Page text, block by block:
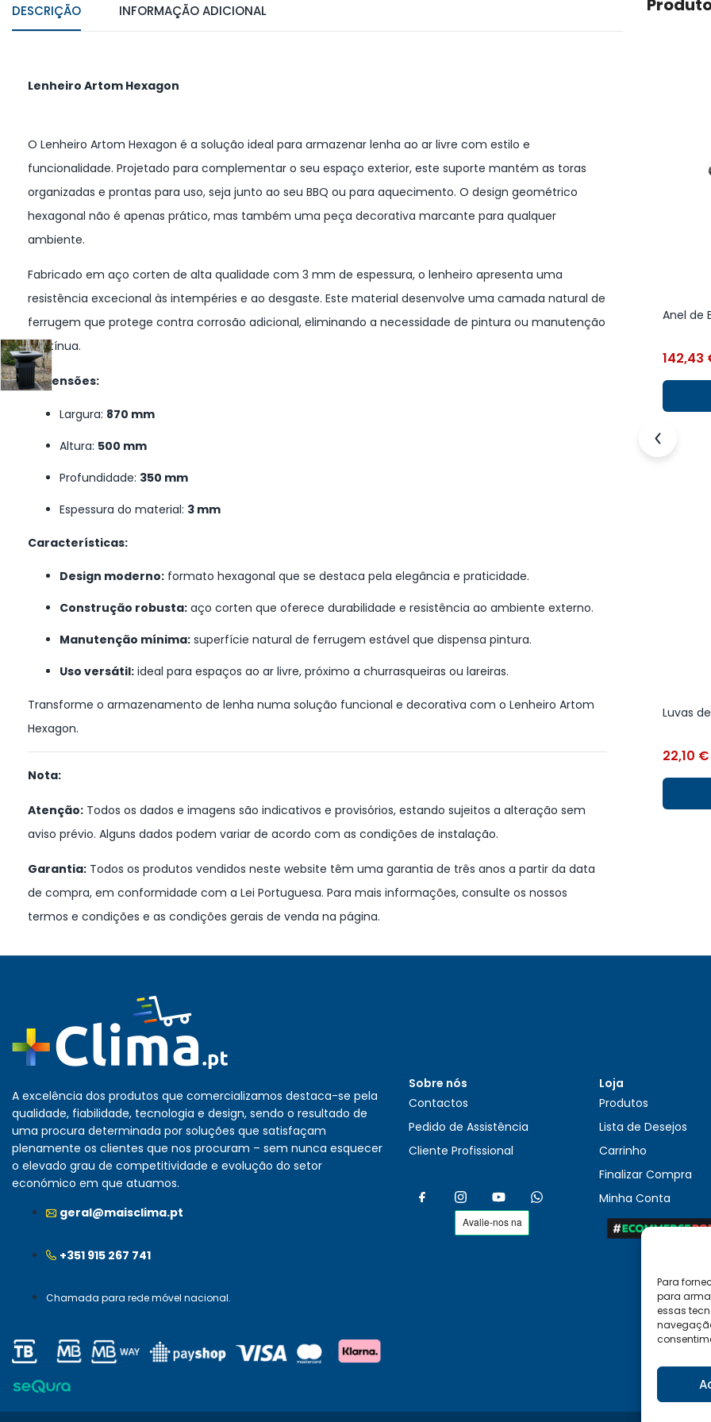
Para
para
essas
DESCRIÇÃO INFORMAÇÃO ADICIONAL
Lenheiro Artom Hexagon
O Lenheiro Artom Hexagon é a solução ideal para armazenar lenha ao ar livre com estilo e
funcionalidade. Projetado para complementar o seu espaço exterior, este suporte mantém as toras
organizadas e prontas para uso, seja junto ao seu BBQ ou para aquecimento. O design geométrico
hexagonal não é apenas prático, mas também uma peça decorativa marcante para qualquer
ambiente.
Fabricado em aço corten de alta qualidade com 3 mm de espessura, o lenheiro apresenta uma
resistência excecional às intempéries e ao desgaste. Este material desenvolve uma camada natural de
ferrugem que protege contra corrosão adicional, eliminando a necessidade de pintura ou manutenção
contínua.
Dimensões:
Largura: 870 mm
Altura: 500 mm
Profundidade: 350 mm
Espessura do material: 3 mm
Características:
Design moderno: formato hexagonal que se destaca pela elegância e praticidade.
Construção robusta: aço corten que oferece durabilidade e resistência ao ambiente externo.
Manutenção mínima: superfície natural de ferrugem estável que dispensa pintura.
Uso versátil: ideal para espaços ao ar livre, próximo a churrasqueiras ou lareiras.
Transforme o armazenamento de lenha numa solução funcional e decorativa com o Lenheiro Artom
Hexagon.
Nota:
Atenção: Todos os dados e imagens são indicativos e provisórios, estando sujeitos a alteração sem
aviso prévio. Alguns dados podem variar de acordo com as condições de instalação.
Garantia: Todos os produtos vendidos neste website têm uma garantia de três anos a partir da data
de compra, em conformidade com a Lei Portuguesa. Para mais informações, consulte os nossos
termos e condições e as condições gerais de venda na página.
Anel de
142,43
Luvas
22,10 €
A excelência dos produtos que comercializamos destaca-se pela
qualidade, fiabilidade, tecnologia e design, sendo o resultado de
uma procura determinada por soluções que satisfaçam
plenamente os clientes que nos procuram – sem nunca esquecer
o elevado grau de competitividade e evolução do setor
económico em que atuamos.
geral@maisclima.pt
+351 915 267 741
Chamada para rede móvel nacional.
Sobre nós
Contactos
Pedido de Assistência
Cliente Profissional
Loja
Produtos
Lista de Desejos
Carrinho
Finalizar Compra
Minha Conta